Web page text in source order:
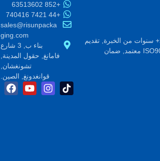
RISUN-PRINT هي شركة تصنيع موثوقة لتغليف الورق مع 20+ سنوات من الخبرة, تقديم
حلول عالية الجودة ومستدامة لمختلف الصناعات. ISO9001 & BSCI معتمد, ضمان
+852 63513602
+44 7421 740416
sales@risunpacka
ging.com
بناء ب, 3 شارع
فامانغ, حقول المدينة,
تشونغشان,
قوانغدونغ, الصين.